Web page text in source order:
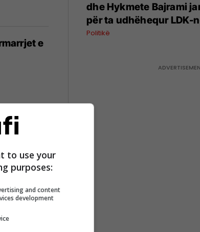
e
ta
dhe Hykmete Bajrami
për ta udhëhequr LDK-
Politikë
to use your
purposes:
and content
development